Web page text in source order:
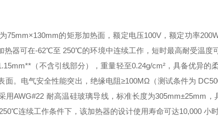
75mm×130mm的矩形加热面，额定电压100V，额定功率
热器可在-62℃至 250℃的环境中连续工作，短时最高耐受温度
（不含引线部分），重量轻至0.24g/cm²，具备优异的
面。电气安全性能突出，绝缘电阻≥100MΩ （测试条件为
用AWG#22 耐高温硅玻璃导线，标准长度为305mm±25mm
连续工作条件下，该加热器的设计使用寿命可达10,000 小